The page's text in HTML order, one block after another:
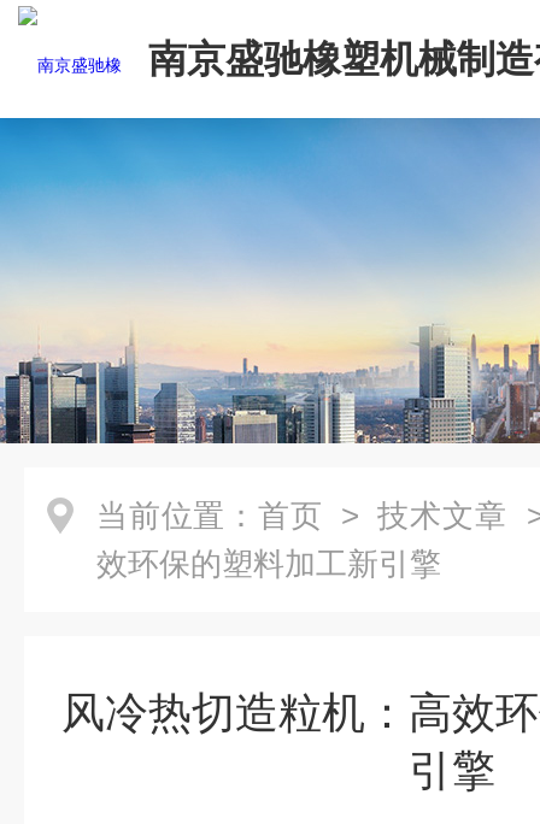
南京盛驰橡塑机械制
司
当前位置： 首页 > 技术文章
效环保的塑料加工新引擎
风冷热切造粒机：高效
引擎